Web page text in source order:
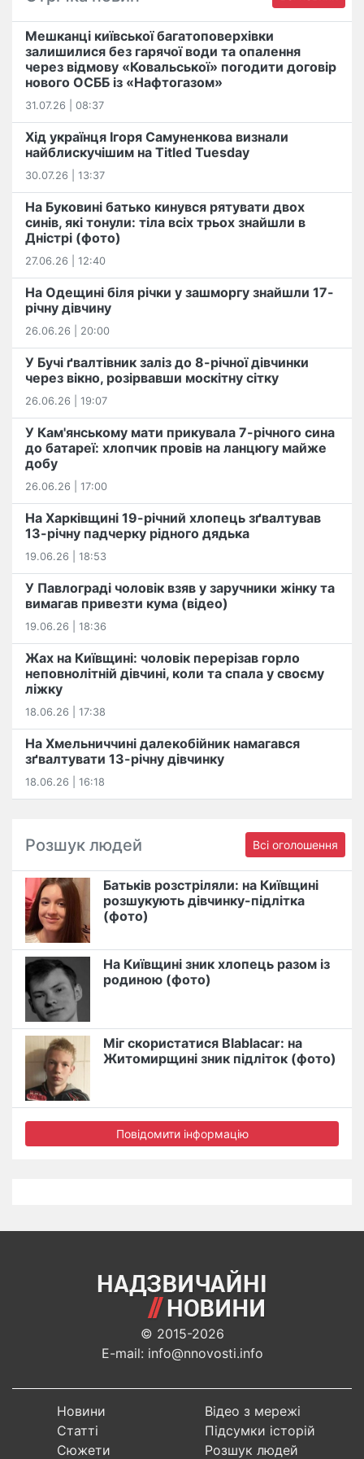
Мешканці київської багатоповерхівки
залишилися без гарячої води та опалення
через відмову «Ковальської» погодити договір
нового ОСББ із «Нафтогазом»
31.07.26 | 08:37
Хід українця Ігоря Самуненкова визнали
найблискучішим на Titled Tuesday
30.07.26 | 13:37
На Буковині батько кинувся рятувати двох
синів, які тонули: тіла всіх трьох знайшли в
Дністрі (фото)
27.06.26 | 12:40
На Одещині біля річки у зашморгу знайшли 17-
річну дівчину
26.06.26 | 20:00
У Бучі ґвалтівник заліз до 8-річної дівчинки
через вікно, розірвавши москітну сітку
26.06.26 | 19:07
У Кам'янському мати прикувала 7-річного сина
до батареї: хлопчик провів на ланцюгу майже
добу
26.06.26 | 17:00
На Харківщині 19-річний хлопець​ ️зґвалтував
13-річну падчерку рідного дядька
19.06.26 | 18:53
У Павлограді чоловік взяв у заручники жінку та
вимагав привезти кума (відео)
19.06.26 | 18:36
Жах на Київщині: чоловік перерізав горло
неповнолітній дівчині, коли та спала у своєму
ліжку
18.06.26 | 17:38
На Хмельниччині далекобійник намагався
зґвалтувати 13-річну дівчинку
18.06.26 | 16:18
Розшук людей Всі оголошення
Батьків розстріляли: на Київщині
розшукують дівчинку-підлітка
(фото)
На Київщині зник хлопець разом із
родиною (фото)
Міг скористатися Blablacar: на
Житомирщині зник підліток (фото)
Повідомити інформацію
© 2015-2026
E-mail: info@nnovosti.info
Новини
Статті
Сюжети
Відео з мережі
Підсумки історій
Розшук людей